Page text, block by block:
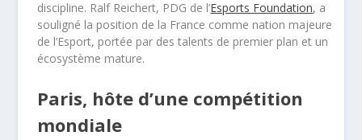
discipline. Ralf Reichert, PDG de l’Esports Foundation, a
souligné la position de la France comme nation majeure
de l’Esport, portée par des talents de premier plan et un
écosystème mature.
Paris, hôte d’une compétition
mondiale